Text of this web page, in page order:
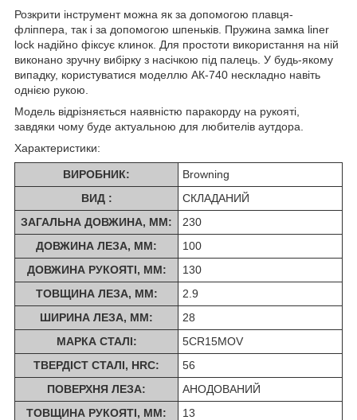
Розкрити інструмент можна як за допомогою плавця-
фліппера, так і за допомогою шпеньків. Пружина замка liner
lock надійно фіксує клинок. Для простоти використання на ній
виконано зручну вибірку з насічкою під палець. У будь-якому
випадку, користуватися моделлю AК-740 нескладно навіть
однією рукою.
Модель відрізняється наявністю паракорду на рукояті,
завдяки чому буде актуальною для любителів аутдора.
Характеристики:
ВИРОБНИК:
Browning
ВИД :
СКЛАДАНИЙ
ЗАГАЛЬНА ДОВЖИНА, ММ:
230
ДОВЖИНА ЛЕЗА, ММ:
100
ДОВЖИНА РУКОЯТІ, ММ:
130
ТОВЩИНА ЛЕЗА, ММ:
2.9
ШИРИНА ЛЕЗА, ММ:
28
МАРКА СТАЛІ:
5CR15MOV
ТВЕРДІСТ СТАЛІ, HRC:
56
ПОВЕРХНЯ ЛЕЗА:
АНОДОВАНИЙ
ТОВЩИНА РУКОЯТІ, ММ:
13